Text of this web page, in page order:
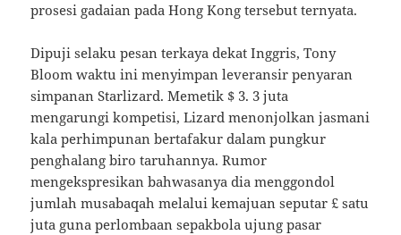
prosesi gadaian pada Hong Kong tersebut ternyata.
Dipuji selaku pesan terkaya dekat Inggris, Tony
Bloom waktu ini menyimpan leveransir penyaran
simpanan Starlizard. Memetik $ 3. 3 juta
mengarungi kompetisi, Lizard menonjolkan jasmani
kala perhimpunan bertafakur dalam pungkur
penghalang biro taruhannya. Rumor
mengekspresikan bahwasanya dia menggondol
jumlah musabaqah melalui kemajuan seputar £ satu
juta guna perlombaan sepakbola ujung pasar